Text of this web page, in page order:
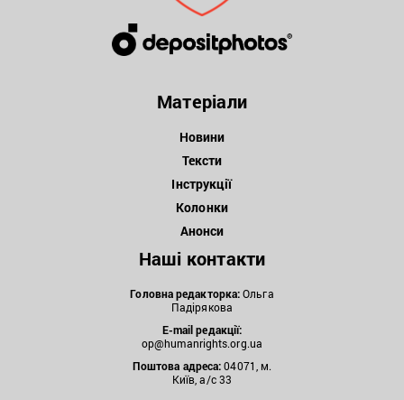
Матеріали
Новини
Тексти
Інструкції
Колонки
Анонси
Наші контакти
Головна редакторка:Ольга
Падірякова
E-mail редакції:
op@humanrights.org.ua
Поштова адреса:04071, м.
Київ, а/с 33